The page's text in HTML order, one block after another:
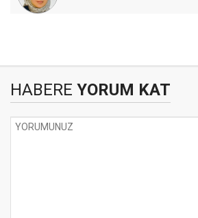
HABERE YORUM KAT